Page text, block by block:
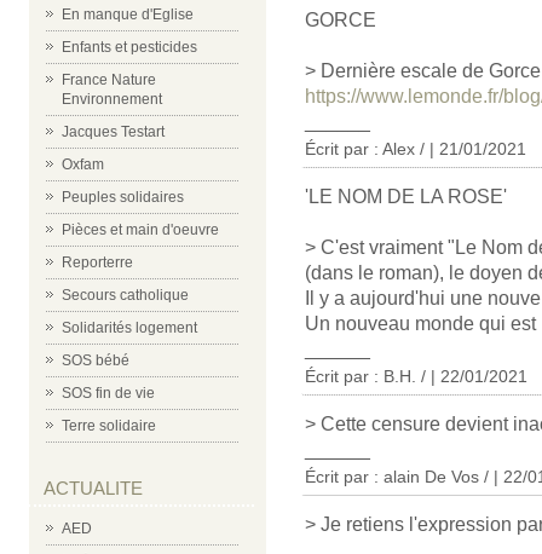
En manque d'Eglise
Enfants et pesticides
France Nature
Environnement
Jacques Testart
Oxfam
Peuples solidaires
Pièces et main d'oeuvre
Reporterre
Secours catholique
Solidarités logement
SOS bébé
SOS fin de vie
Terre solidaire
ACTUALITE
AED
GORCE
> Dernière escale de
https://www.lemonde.fr/
Écrit par : Alex / | 21/01/2021
'LE NOM DE LA ROSE'
> C'est vraiment "Le Nom
(dans le roman), le doyen
Il y a aujourd'hui une
Un nouveau monde qui
Écrit par : B.H. / | 22/01/2021
> Cette censure devient
Écrit par : alain De Vos / | 22/
> Je retiens l'expression